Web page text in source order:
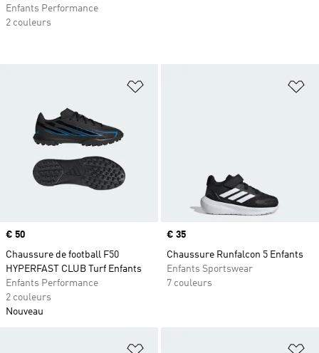
Ajouter à la Liste de produits
Prix
€ 50
Chaussure de football F50
HYPERFAST CLUB Turf Enfants
Enfants Performance
2 couleurs
Nouveau
Prix
€ 35
Chaussure Runfalcon 5 Enfants
Enfants Sportswear
7 couleurs
Ajouter à la Liste de produits
Enfants Performance
2 couleurs